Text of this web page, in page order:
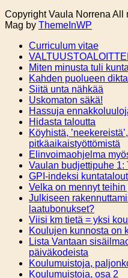
Copyright Vaula Norrena All
Mag by ThemeInWP
Curriculum vitae
Miten minusta tuli
Kahden puolueen
Siitä unta nähkää
Uskomaton säkä!
Hassuja
Hidasta taloutta
Köyhistä,
pitkäaikaistyöttömistä
Elinvoimaohjelma
Vaulan budjettipuhe 1:
GPI-indeksi
Velka on mennyt
Julkiseen
laatubonukset?
Viisi km tietä = yksi
Koulujen kunnosta on
Lista Vantaan
päiväkodeista
Koulumuistoja,
Koulumuistoja, osa 2